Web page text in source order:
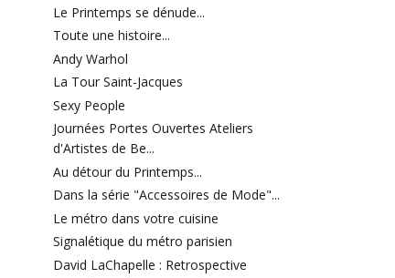
Le Printemps se dénude...
Toute une histoire...
Andy Warhol
La Tour Saint-Jacques
Sexy People
Journées Portes Ouvertes Ateliers
d'Artistes de Be...
Au détour du Printemps...
Dans la série "Accessoires de Mode"...
Le métro dans votre cuisine
Signalétique du métro parisien
David LaChapelle : Retrospective